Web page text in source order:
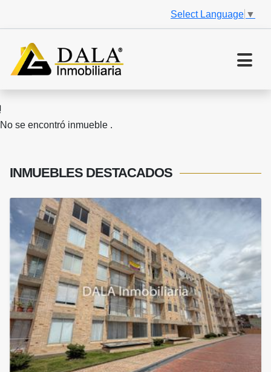
Select Language ▼
No se encontró inmueble .
INMUEBLES DESTACADOS